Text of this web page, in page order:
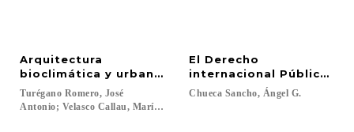
Arquitectura
bioclimática y urbanismo sostenible (volumen I)
Turégano Romero, José
Antonio; Velasco Callau, María del Carmen; Martínez Gracia, Amaya...
El Derecho
internacional Público
Chueca Sancho, Ángel G.